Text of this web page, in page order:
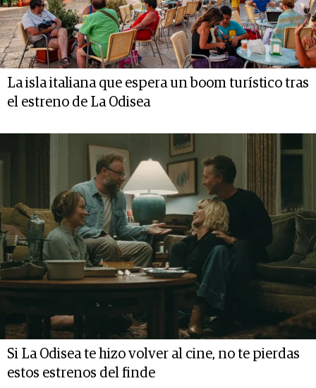
La isla italiana que espera un boom turístico tras
el estreno de La Odisea
Si La Odisea te hizo volver al cine, no te pierdas
estos estrenos del finde